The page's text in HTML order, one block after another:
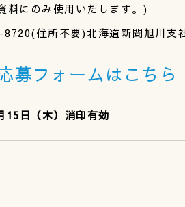
料にのみ使用いたします。)
8720(住所不要)北海道新聞旭川支
募フォームはこちら
15日（木）消印有効